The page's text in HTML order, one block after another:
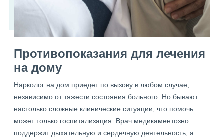
Противопоказания для лечения
на дому
Нарколог на дом приедет по вызову в любом случае,
независимо от тяжести состояния больного. Но бывают
настолько сложные клинические ситуации, что помочь
может только госпитализация. Врач медикаментозно
поддержит дыхательную и сердечную деятельность, а